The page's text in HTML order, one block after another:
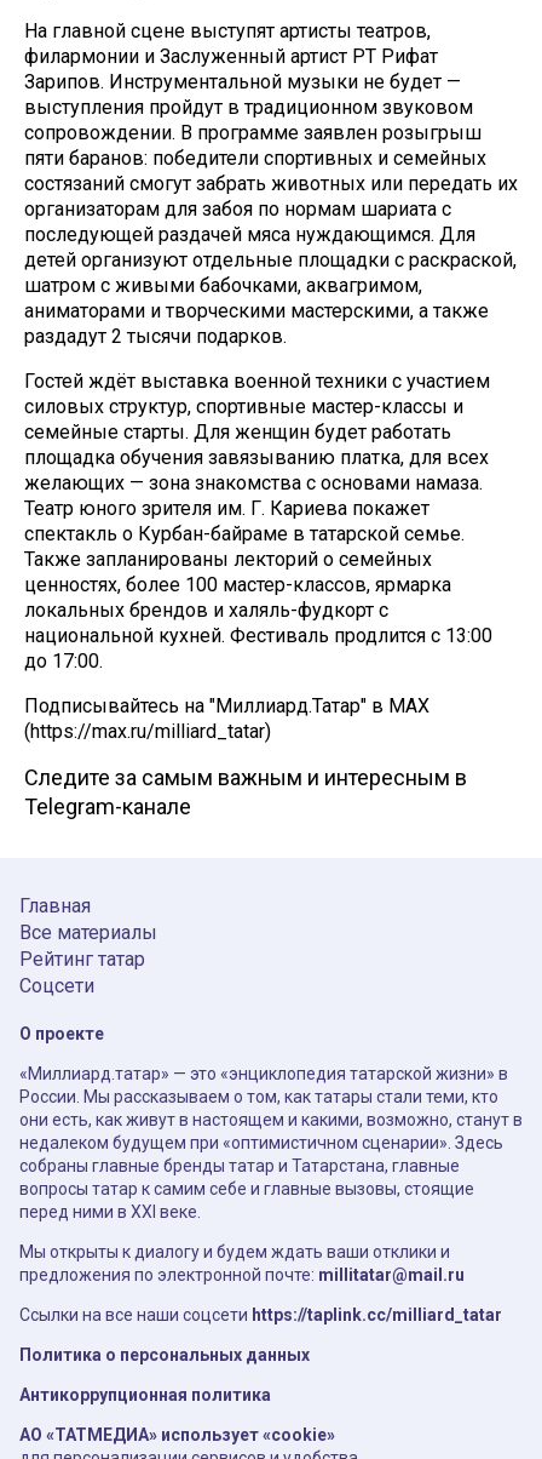
На главной сцене выступят артисты театров,
филармонии и Заслуженный артист РТ Рифат
Зарипов. Инструментальной музыки не будет —
выступления пройдут в традиционном звуковом
сопровождении. В программе заявлен розыгрыш
пяти баранов: победители спортивных и семейных
состязаний смогут забрать животных или передать их
организаторам для забоя по нормам шариата с
последующей раздачей мяса нуждающимся. Для
детей организуют отдельные площадки с раскраской,
шатром с живыми бабочками, аквагримом,
аниматорами и творческими мастерскими, а также
раздадут 2 тысячи подарков.
Гостей ждёт выставка военной техники с участием
силовых структур, спортивные мастер-классы и
семейные старты. Для женщин будет работать
площадка обучения завязыванию платка, для всех
желающих — зона знакомства с основами намаза.
Театр юного зрителя им. Г. Кариева покажет
спектакль о Курбан-байраме в татарской семье.
Также запланированы лекторий о семейных
ценностях, более 100 мастер-классов, ярмарка
локальных брендов и халяль-фудкорт с
национальной кухней. Фестиваль продлится с 13:00
до 17:00.
Подписывайтесь на "Миллиард.Татар" в МАХ
(https://max.ru/milliard_tatar)
Следите за самым важным и интересным в
Telegram-канале
Главная
Все материалы
Рейтинг татар
Соцсети
О проекте
«Миллиард.татар» — это «энциклопедия татарской жизни» в
России. Мы рассказываем о том, как татары стали теми, кто
они есть, как живут в настоящем и какими, возможно, станут в
недалеком будущем при «оптимистичном сценарии». Здесь
собраны главные бренды татар и Татарстана, главные
вопросы татар к самим себе и главные вызовы, стоящие
перед ними в XXI веке.
Мы открыты к диалогу и будем ждать ваши отклики и
предложения по электронной почте: millitatar@mail.ru
Ссылки на все наши соцсети https://taplink.cc/milliard_tatar
Политика о персональных данных
Антикоррупционная политика
АО «ТАТМЕДИА» использует «cookie»